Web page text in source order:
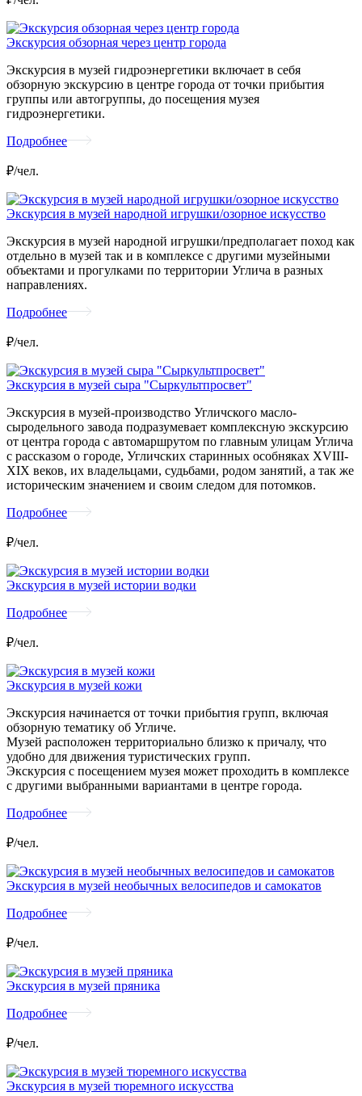
Экскурсия обзорная через центр города
Экскурсия в музей гидроэнергетики включает в себя
обзорную экскурсию в центре города от точки прибытия
группы или автогруппы, до посещения музея
гидроэнергетики.
Подробнее
₽/чел.
Экскурсия в музей народной игрушки/озорное искусство
Экскурсия в музей народной игрушки/предполагает поход как
отдельно в музей так и в комплексе с другими музейными
объектами и прогулками по территории Углича в разных
направлениях.
Подробнее
₽/чел.
Экскурсия в музей сыра "Сыркультпросвет"
Экскурсия в музей-производство Угличского масло-
сыродельного завода подразумевает комплексную экскурсию
от центра города с автомаршрутом по главным улицам Углича
с рассказом о городе, Угличских старинных особняках XVIII-
XIX веков, их владельцами, судьбами, родом занятий, а так же
историческим значением и своим следом для потомков.
Подробнее
₽/чел.
Экскурсия в музей истории водки
Подробнее
₽/чел.
Экскурсия в музей кожи
Экскурсия начинается от точки прибытия групп, включая
обзорную тематику об Угличе.
Музей расположен территориально близко к причалу, что
удобно для движения туристических групп.
Экскурсия с посещением музея может проходить в комплексе
с другими выбранными вариантами в центре города.
Подробнее
₽/чел.
Экскурсия в музей необычных велосипедов и самокатов
Подробнее
₽/чел.
Экскурсия в музей пряника
Подробнее
₽/чел.
Экскурсия в музей тюремного искусства